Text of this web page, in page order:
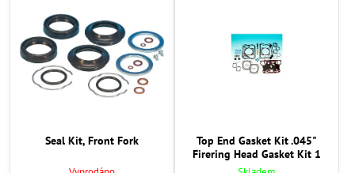
Seal Kit, Front Fork
Top End Gasket Kit .045"
Firering Head Gasket Kit 1